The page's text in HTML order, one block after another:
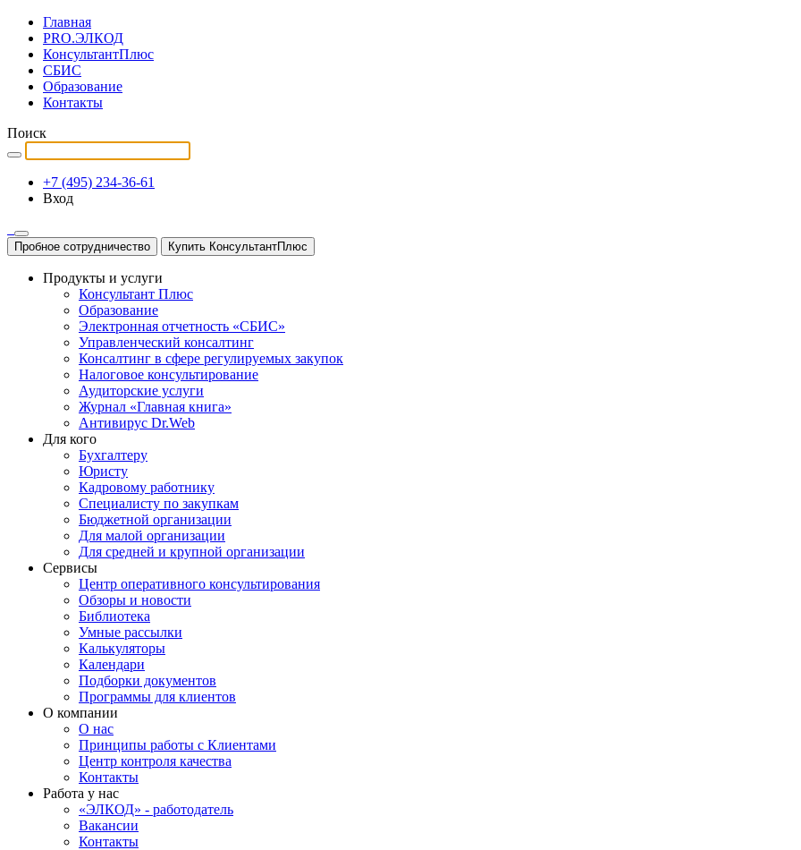
Главная
PRO.ЭЛКОД
КонсультантПлюс
СБИС
Образование
Контакты
Поиск
+7 (495) 234-36-61
Вход
Пробное сотрудничество Купить КонсультантПлюс
Продукты и услуги
Консультант Плюс
Образование
Электронная отчетность «СБИС»
Управленческий консалтинг
Консалтинг в сфере регулируемых закупок
Налоговое консультирование
Аудиторские услуги
Журнал «Главная книга»
Антивирус Dr.Web
Для кого
Бухгалтеру
Юристу
Кадровому работнику
Специалисту по закупкам
Бюджетной организации
Для малой организации
Для средней и крупной организации
Сервисы
Центр оперативного консультирования
Обзоры и новости
Библиотека
Умные рассылки
Калькуляторы
Календари
Подборки документов
Программы для клиентов
О компании
О нас
Принципы работы с Клиентами
Центр контроля качества
Контакты
Работа у нас
«ЭЛКОД» - работодатель
Вакансии
Контакты